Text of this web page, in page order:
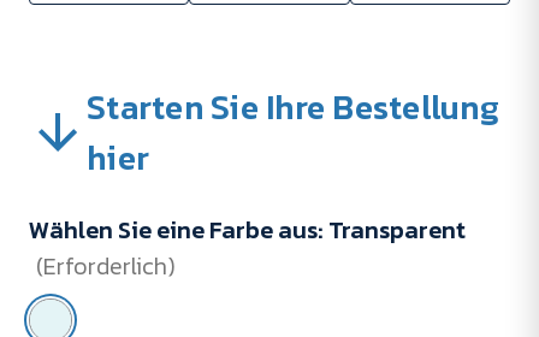
Starten Sie Ihre Bestellung
hier
Wählen Sie eine Farbe aus: Transparent
(Erforderlich)